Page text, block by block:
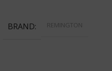
BRAND REMINGTON